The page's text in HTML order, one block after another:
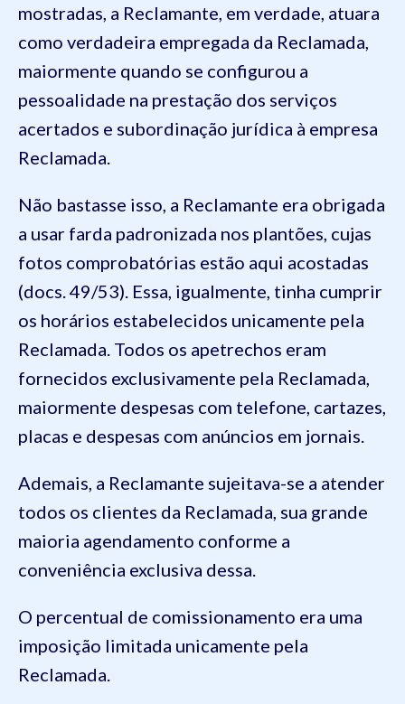
mostradas, a Reclamante, em verdade, atuara
como verdadeira empregada da Reclamada,
maiormente quando se configurou a
pessoalidade na prestação dos serviços
acertados e subordinação jurídica à empresa
Reclamada.
Não bastasse isso, a Reclamante era obrigada
a usar farda padronizada nos plantões, cujas
fotos comprobatórias estão aqui acostadas
(docs. 49/53). Essa, igualmente, tinha cumprir
os horários estabelecidos unicamente pela
Reclamada. Todos os apetrechos eram
fornecidos exclusivamente pela Reclamada,
maiormente despesas com telefone, cartazes,
placas e despesas com anúncios em jornais.
Ademais, a Reclamante sujeitava-se a atender
todos os clientes da Reclamada, sua grande
maioria agendamento conforme a
conveniência exclusiva dessa.
O percentual de comissionamento era uma
imposição limitada unicamente pela
Reclamada.